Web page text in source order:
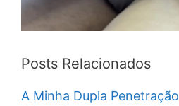
Posts Relacionados
A Minha Dupla Penetração